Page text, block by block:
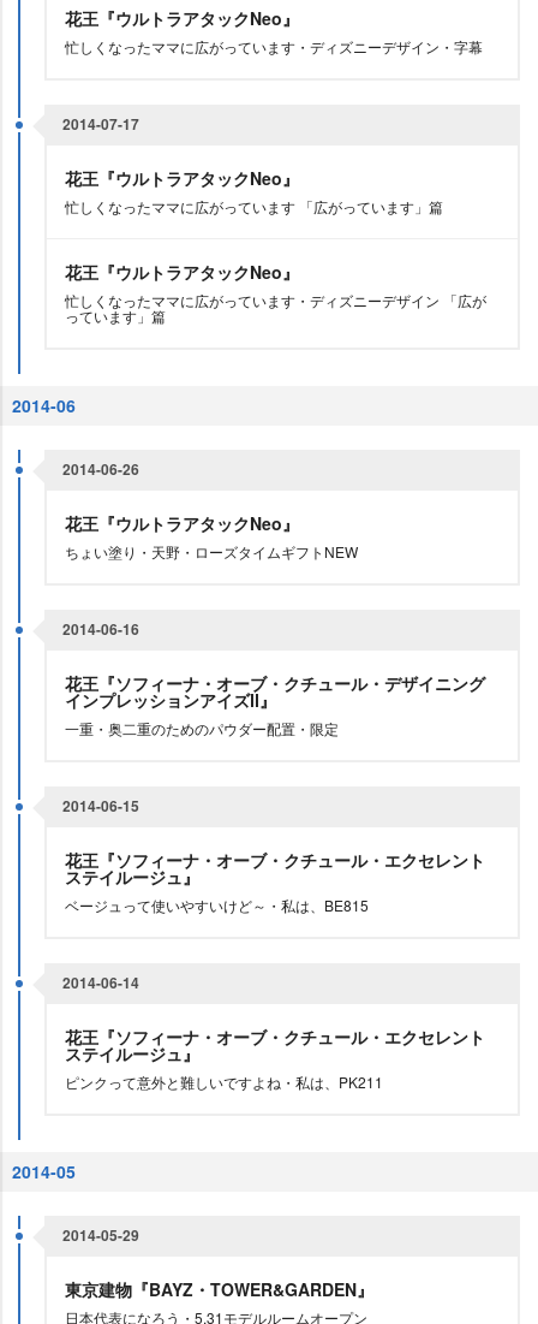
花王『ウルトラアタックNeo』
忙しくなったママに広がっています・ディズニーデザイン・字幕
2014-07-17
花王『ウルトラアタックNeo』
忙しくなったママに広がっています 「広がっています」篇
花王『ウルトラアタックNeo』
忙しくなったママに広がっています・ディズニーデザイン 「広が
っています」篇
2014-06
2014-06-26
花王『ウルトラアタックNeo』
ちょい塗り・天野・ローズタイムギフトNEW
2014-06-16
花王『ソフィーナ・オーブ・クチュール・デザイニング
インプレッションアイズⅡ』
一重・奥二重のためのパウダー配置・限定
2014-06-15
花王『ソフィーナ・オーブ・クチュール・エクセレント
ステイルージュ』
ベージュって使いやすいけど～・私は、BE815
2014-06-14
花王『ソフィーナ・オーブ・クチュール・エクセレント
ステイルージュ』
ピンクって意外と難しいですよね・私は、PK211
2014-05
2014-05-29
東京建物『BAYZ・TOWER&GARDEN』
日本代表になろう・5.31モデルルームオープン